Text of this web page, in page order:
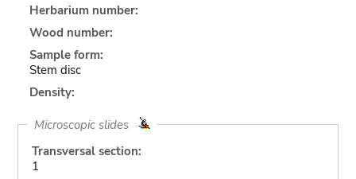
Herbarium number:
Wood number:
Sample form:
Stem disc
Density:
Microscopic slides
Transversal section:
1